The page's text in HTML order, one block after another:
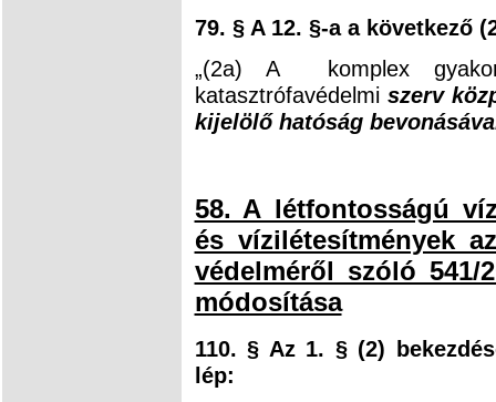
79. § A 12. §-a a következő
„(2a) A komplex
katasztrófavédelmi szerv
kijelölő hatóság
58. A létfontosságú
és vízilétesítmények
védelméről szóló 541/
módosítása
110. § Az 1. § (2)
lép: